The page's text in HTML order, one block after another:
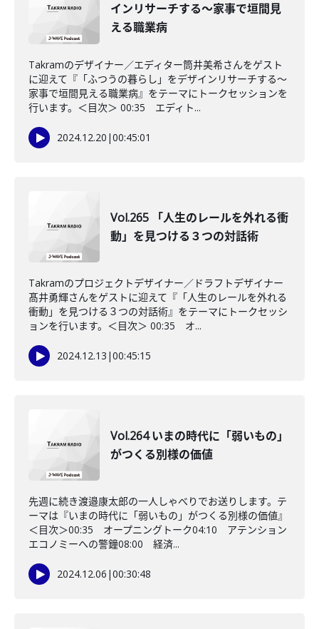
インリサーチする～家事で垣間見
える職業病
Takramのデザイナー／エディター筒井美希さんをゲスト
に迎えて『「ふつうの暮らし」をデザインリサーチする～
家事で垣間見える職業病』をテーマにトークセッションを
行います。＜目次＞ 00:35 エディト...
2024.12.20 |00:45:01
Vol.265 「人生のレールを外れる衝
動」を見つける３つの対話術
Takramのプロジェクトデザイナー／ドラフトデザイナー
髙井勇輝さんをゲストに迎えて『「人生のレールを外れる
衝動」を見つける３つの対話術』をテーマにトークセッシ
ョンを行います。＜目次＞ 00:35 オ...
2024.12.13 |00:45:15
Vol.264 いまの時代に「弱いもの」
がつくる別様の価値
先週に続き渡邉康太郎の一人しゃべりでお送りします。テ
ーマは『いまの時代に「弱いもの」がつくる別様の価値』
＜目次＞00:35 オープニングトーク04:10 アテンション
エコノミーへの警鐘08:00 経済...
2024.12.06 |00:30:48